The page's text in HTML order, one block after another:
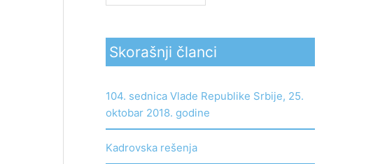
Skorašnji članci
104. sednica Vlade Republike Srbije, 25.
oktobar 2018. godine
Kadrovska rešenja